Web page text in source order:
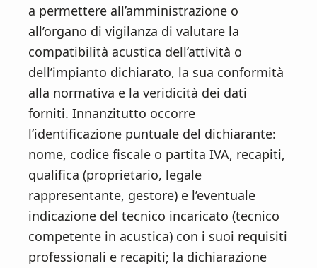
a permettere all’amministrazione o
all’organo di vigilanza di valutare la
compatibilità acustica dell’attività o
dell’impianto dichiarato, la sua conformità
alla normativa e la veridicità dei dati
forniti. Innanzitutto occorre
l’identificazione puntuale del dichiarante:
nome, codice fiscale o partita IVA, recapiti,
qualifica (proprietario, legale
rappresentante, gestore) e l’eventuale
indicazione del tecnico incaricato (tecnico
competente in acustica) con i suoi requisiti
professionali e recapiti; la dichiarazione